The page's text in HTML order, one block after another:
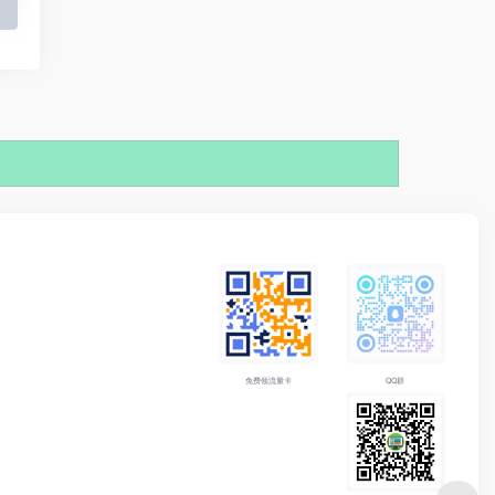
免费领流量卡 QQ群